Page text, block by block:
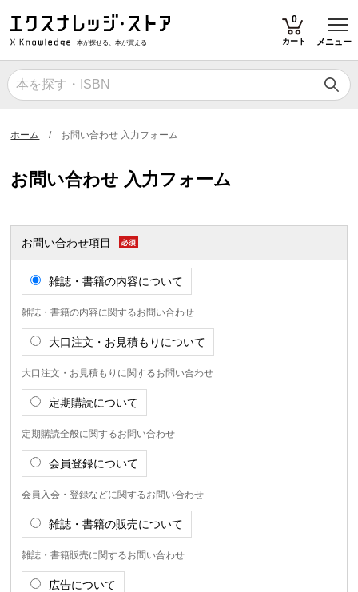
本が探せる、本が買える
0
カート メニュー
ホーム お問い合わせ 入力フォーム
お問い合わせ 入力フォーム
お問い合わせ項目
雑誌・書籍の内容について
雑誌・書籍の内容に関するお問い合わせ
大口注文・お見積もりについて
大口注文・お見積もりに関するお問い合わせ
定期購読について
定期購読全般に関するお問い合わせ
会員登録について
会員入会・登録などに関するお問い合わせ
雑誌・書籍の販売について
雑誌・書籍販売に関するお問い合わせ
広告について